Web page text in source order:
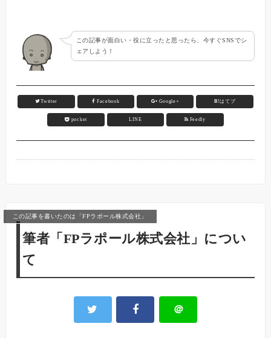
この記事が面白い・役に立ったと思ったら、今すぐSNSでシ
ェアしよう！
Twitter Facebook Google+ B!はてブ
pocket LINE Feedly
この記事を書いたのは「FPラポール株式会社」
筆者「FPラポール株式会社」につい
て
＠